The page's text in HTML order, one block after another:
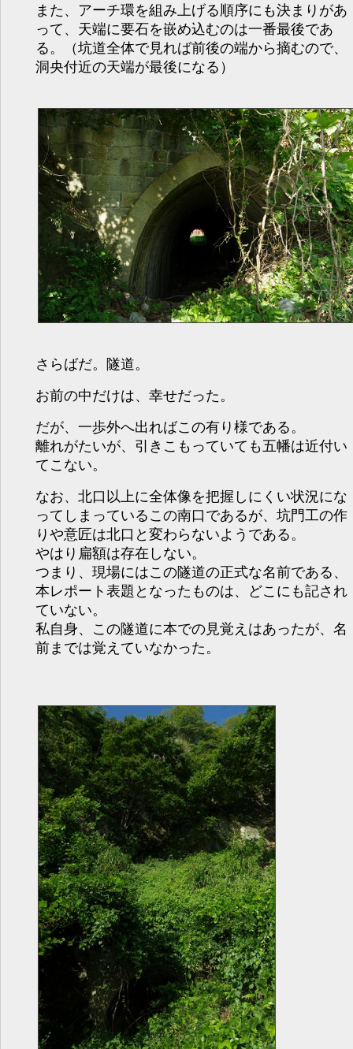
また、アーチ環を組み上げる順序にも決まりがあ
って、天端に要石を嵌め込むのは一番最後であ
る。（坑道全体で見れば前後の端から摘むので、
洞央付近の天端が最後になる）
さらばだ。隧道。
お前の中だけは、幸せだった。
だが、一歩外へ出ればこの有り様である。
離れがたいが、引きこもっていても五幡は近付い
てこない。
なお、北口以上に全体像を把握しにくい状況にな
ってしまっているこの南口であるが、坑門工の作
りや意匠は北口と変わらないようである。
やはり扁額は存在しない。
つまり、現場にはこの隧道の正式な名前である、
本レポート表題となったものは、どこにも記され
ていない。
私自身、この隧道に本での見覚えはあったが、名
前までは覚えていなかった。